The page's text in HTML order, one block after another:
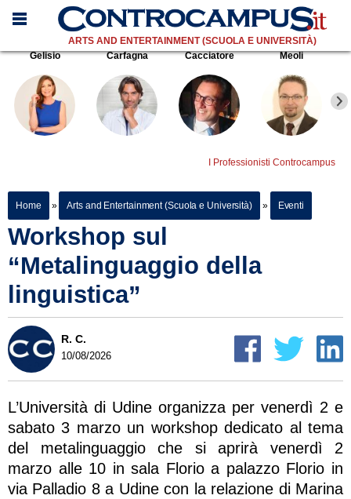
ARTS AND ENTERTAINMENT (SCUOLA E UNIVERSITÀ)
Gelisio
Carfagna Cacciatore Meoli
I Professionisti Controcampus
Home » Arts and Entertainment (Scuola e Università) » Eventi
Workshop sul
“Metalinguaggio della
linguistica”
R. C.
10/08/2026
L’Università di Udine organizza per venerdì 2 e
sabato 3 marzo un workshop dedicato al tema
del metalinguaggio che si aprirà venerdì 2
marzo alle 10 in sala Florio a palazzo Florio in
via Palladio 8 a Udine con la relazione di Marina